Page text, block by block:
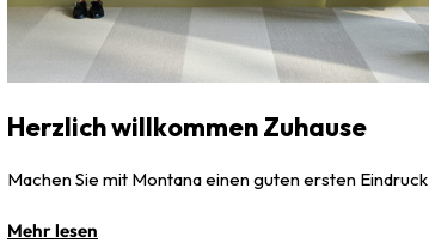
Herzlich willkommen Zuhause
Machen Sie mit Montana einen guten ersten Eindruck
Mehr lesen